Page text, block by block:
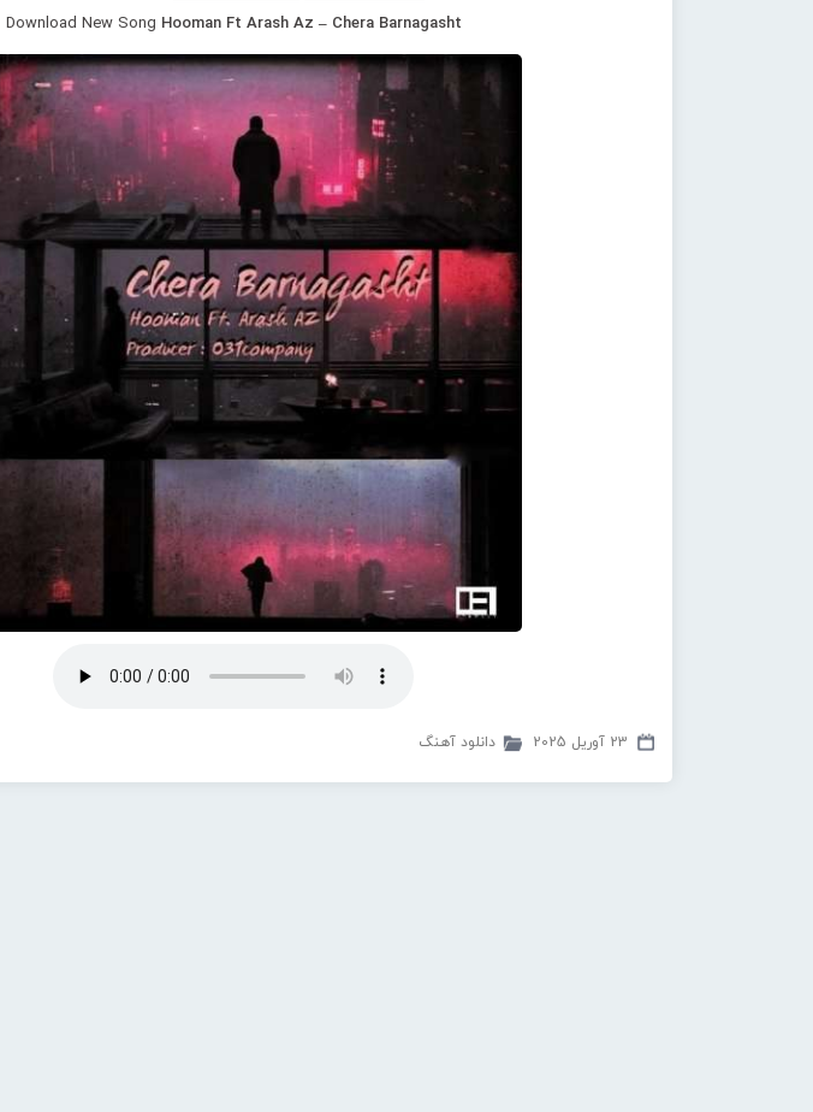
Download New Song Hooman Ft Arash Az – Chera Barnagasht
23 آوریل 2025 دانلود آهنگ